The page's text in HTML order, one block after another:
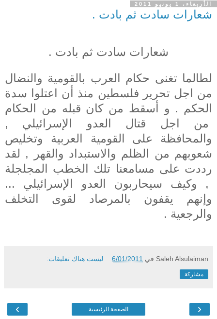
الأربعاء، 1 يونيو 2011
شعارات سادت ثم بادت .
شعارات سادت ثم بادت .
لطالما تغنى حكام العرب بالقومية والنضال
من اجل تحرير فلسطين منذ أن اعتلوا سدة
الحكم . و أسقط من كان قبله من الحكام
من اجل قتال العدو الإسرائيلي ,
والمحافظة على القومية العربية وتخليص
شعوبهم من الظلم والاستبداد والقهر , لقد
رددت على مسامعنا تلك الخطب المجلجلة
, وكيف سيحاربون العدو الإسرائيلي ...
وإنهم يقفون بالمرصاد لقوى التخلف
والرجعية .
Saleh Alsulaiman في 6/01/2011 ليست هناك تعليقات:
مشاركة
‹
› الصفحة الرئيسية